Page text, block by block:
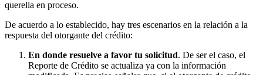
querella en proceso.
De acuerdo a lo establecido, hay tres escenarios en la relación a la
respuesta del otorgante del crédito:
En donde resuelve a favor tu solicitud. De ser el caso, el
Reporte de Crédito se actualiza ya con la información